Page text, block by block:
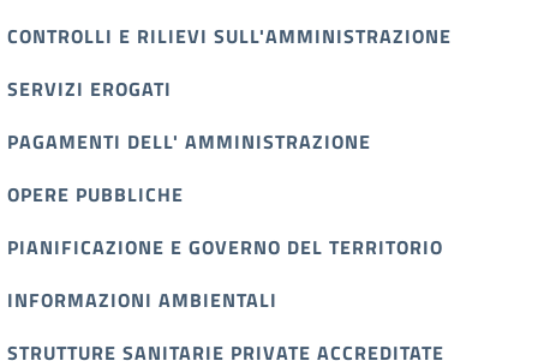
CONTROLLI E RILIEVI SULL'AMMINISTRAZIONE
SERVIZI EROGATI
PAGAMENTI DELL' AMMINISTRAZIONE
OPERE PUBBLICHE
PIANIFICAZIONE E GOVERNO DEL TERRITORIO
INFORMAZIONI AMBIENTALI
STRUTTURE SANITARIE PRIVATE ACCREDITATE